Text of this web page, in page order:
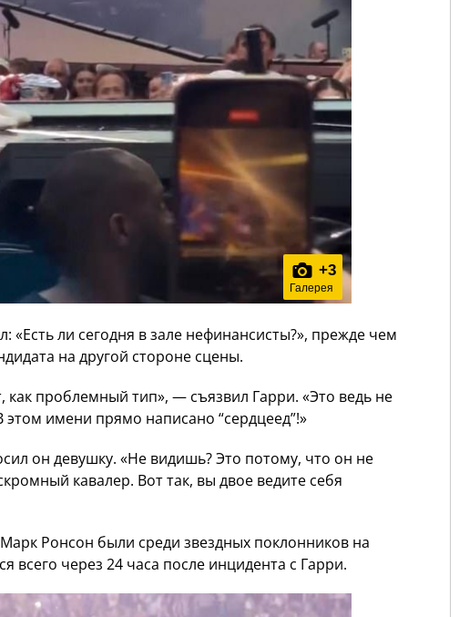
+3
Галерея
«Есть ли сегодня в зале нефинансисты?», прежде чем
на другой стороне сцены.
как проблемный тип», — съязвил Гарри. «Это ведь не
этом имени прямо написано “сердцеед”!»
он девушку. «Не видишь? Это потому, что он не
кавалер. Вот так, вы двое ведите себя
Ронсон были среди звездных поклонников на
всего через 24 часа после инцидента с Гарри.